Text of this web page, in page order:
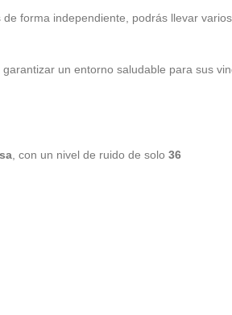
forma independiente, podrás llevar varios
un entorno saludable para sus
, con un nivel de ruido de solo 36